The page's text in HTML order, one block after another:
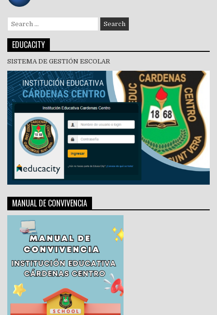
Search
for:
EDUCACITY
SISTEMA DE GESTIÓN ESCOLAR
MANUAL DE CONVIVENCIA